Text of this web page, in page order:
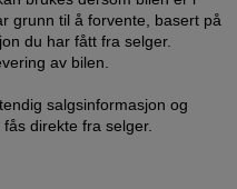
grunn til å forvente, basert på
du har fått fra selger.
av bilen.
salgsinformasjon og
direkte fra selger.